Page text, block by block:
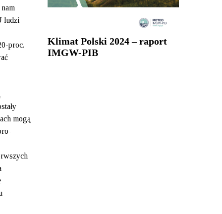
ludzi
proc.
mogą
Klimat Polski 2024 – raport
IMGW-PIB